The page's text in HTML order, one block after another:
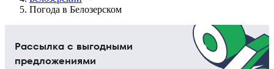
Погода в Белозерском
Рассылка с выгодными
предложениями